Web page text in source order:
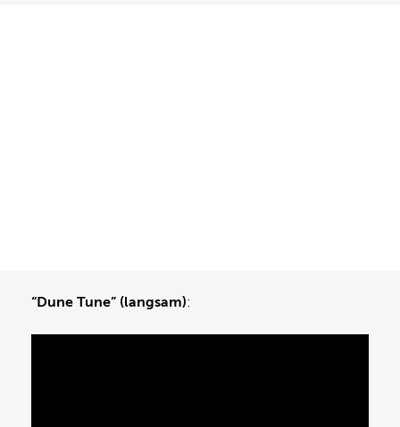
“Dune Tune” (langsam):